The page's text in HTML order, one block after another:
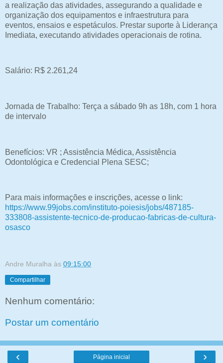
a realização das atividades, assegurando a qualidade e
organização dos equipamentos e infraestrutura para
eventos, ensaios e espetáculos. Prestar suporte à Liderança
Imediata, executando atividades operacionais de rotina.
Salário: R$ 2.261,24
Jornada de Trabalho: Terça a sábado 9h as 18h, com 1 hora
de intervalo
Benefícios: VR ; Assistência Médica, Assistência
Odontológica e Credencial Plena SESC;
Para mais informações e inscrições, acesse o link:
https://www.99jobs.com/instituto-poiesis/jobs/487185-
333808-assistente-tecnico-de-producao-fabricas-de-cultura-
osasco
Andre Muralha às 09:15:00
Compartilhar
Nenhum comentário:
Postar um comentário
‹ ›
Página inicial